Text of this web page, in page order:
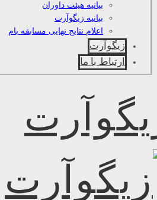
بیانیه هیئت داوران
بیانیه زیگوآرت
اعلام نتایج نهایی مسابقه بام
زیگوآرت
ارتباط با ما